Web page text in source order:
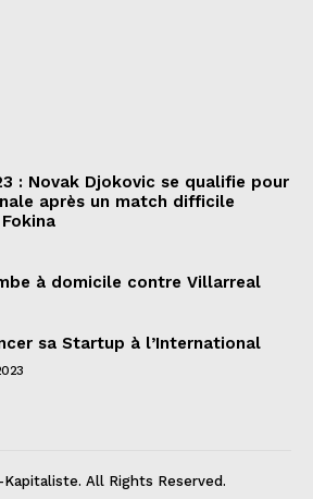
: Novak Djokovic se qualifie pour
après un match difficile
à domicile contre Villarreal
sa Startup à l’International
All Rights Reserved.